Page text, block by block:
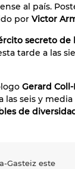
al país.
por Victor
secreto de
tarde a las
Gerard Coll-
las seis y
de
Gasteiz este